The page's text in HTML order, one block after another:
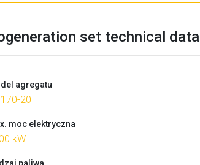
set technical data
agregatu
20
moc elektryczna
kW